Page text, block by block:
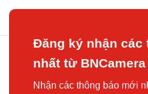
Đăng ký nhận các
nhất từ BNCamera
Nhận các thông báo mới